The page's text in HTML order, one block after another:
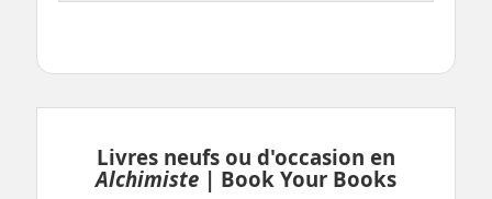
Livres neufs ou d'occasion en
Alchimiste| Book Your Books